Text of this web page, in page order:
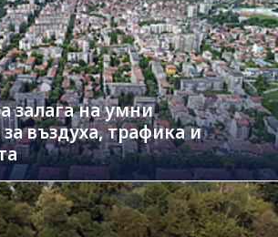
залага на умни
въздуха, трафика и